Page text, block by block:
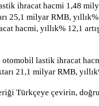
ihracat hacmi 1,48
25,1 milyar RMB,
hacmi, yıllık% 12,1
otomobil lastik ihracat
21,1 milyar RMB,
Türkçeye çevirin,